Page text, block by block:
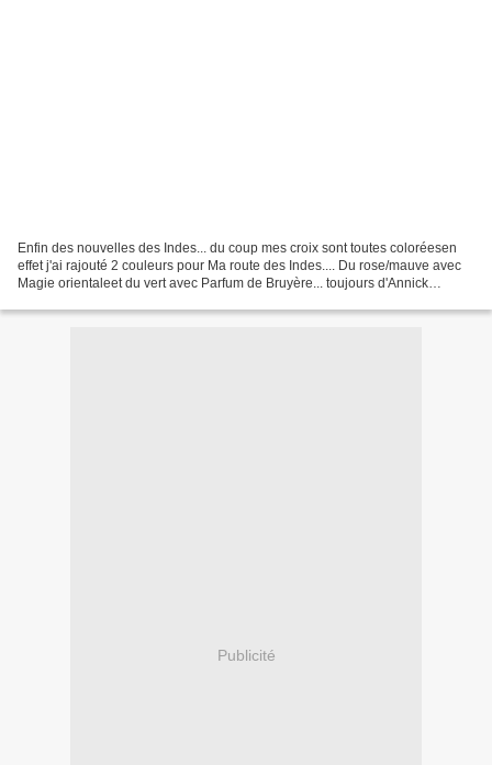
Enfin des nouvelles des Indes... du coup mes croix sont toutes coloréesen
effet j'ai rajouté 2 couleurs pour Ma route des Indes.... Du rose/mauve avec
Magie orientaleet du vert avec Parfum de Bruyère... toujours d'Annick
Publicité